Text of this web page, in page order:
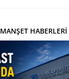
MANŞET HABERLERI